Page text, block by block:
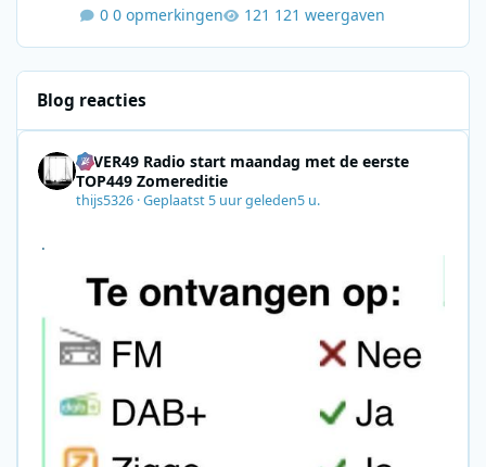
0 opmerkingen 121 weergaven
Blog reacties
4EVER49 Radio start maandag met de eerste
TOP449 Zomereditie
thijs5326 ·Geplaatst 5 uur geleden5 u.
.